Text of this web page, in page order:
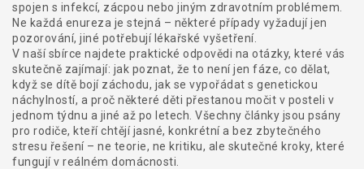
spojen s infekcí, zácpou nebo jiným zdravotním problémem
Ne každá enureza je stejná – některé případy vyžadují jen
pozorování, jiné potřebují lékařské vyšetření.
V naší sbírce najdete praktické odpovědi na otázky, které vás
skutečně zajímají: jak poznat, že to není jen fáze, co dělat,
když se dítě bojí záchodu, jak se vypořádat s genetickou
náchylností, a proč některé děti přestanou močit v posteli v
jednom týdnu a jiné až po letech. Všechny články jsou psány
pro rodiče, kteří chtějí jasné, konkrétní a bez zbytečného
stresu řešení – ne teorie, ne kritiku, ale skutečné kroky, které
fungují v reálném domácnosti.